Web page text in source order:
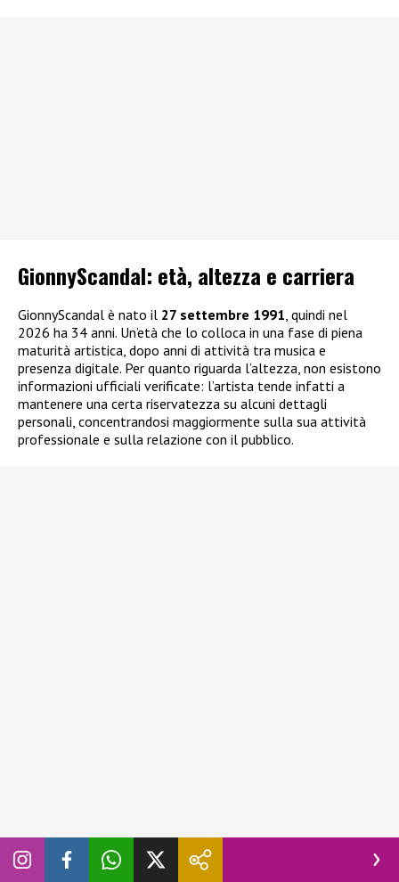
GionnyScandal: età, altezza e carriera
GionnyScandal è nato il 27 settembre 1991, quindi nel
2026 ha 34 anni. Un’età che lo colloca in una fase di piena
maturità artistica, dopo anni di attività tra musica e
presenza digitale. Per quanto riguarda l’altezza, non esistono
informazioni ufficiali verificate: l’artista tende infatti a
mantenere una certa riservatezza su alcuni dettagli
personali, concentrandosi maggiormente sulla sua attività
professionale e sulla relazione con il pubblico.